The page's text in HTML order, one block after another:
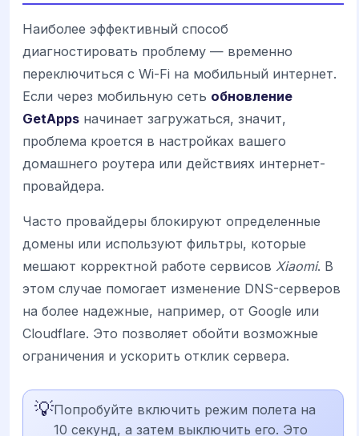
Наиболее эффективный способ
диагностировать проблему — временно
переключиться с Wi-Fi на мобильный интернет.
Если через мобильную сеть обновление
GetApps начинает загружаться, значит,
проблема кроется в настройках вашего
домашнего роутера или действиях интернет-
провайдера.
Часто провайдеры блокируют определенные
домены или используют фильтры, которые
мешают корректной работе сервисов Xiaomi. В
этом случае помогает изменение DNS-серверов
на более надежные, например, от Google или
Cloudflare. Это позволяет обойти возможные
ограничения и ускорить отклик сервера.
💡Попробуйте включить режим полета на
10 секунд, а затем выключить его. Это